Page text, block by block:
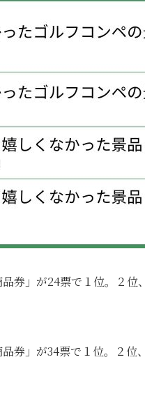
券」が24票で１位。２位
券」が34票で１位。２位